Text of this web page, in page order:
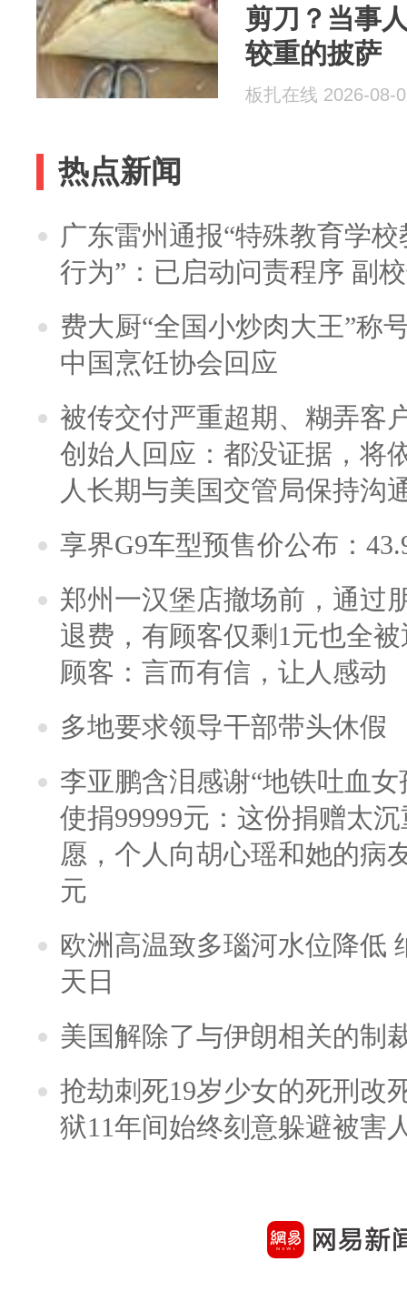
剪刀？当事
较重的披萨
板扎在线 2026-08-
热点新闻
广东雷州通报“特殊教育学
行为”：已启动问责程序 副
费大厨“全国小炒肉大王”称
中国烹饪协会回应
被传交付严重超期、糊弄客
创始人回应：都没证据，将
人长期与美国交管局保持沟
享界G9车型预售价公布：
郑州一汉堡店撤场前，通过
退费，有顾客仅剩1元也全
顾客：言而有信，让人感动
多地要求领导干部带头休假
李亚鹏含泪感谢“地铁吐血
使捐99999元：这份捐赠太
愿，个人向胡心瑶和她的病
元
欧洲高温致多瑙河水位降低
天日
美国解除了与伊朗相关的制
抢劫刺死19岁少女的死刑改
狱11年间始终刻意躲避被害